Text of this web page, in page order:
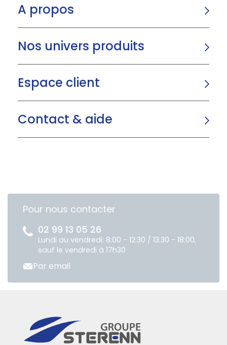
A propos
Nos univers produits
Espace client
Contact & aide
Pour nous contacter
02 99 13 05 26
Lundi au vendredi: 8:00 - 12:30 / 13:30 - 18:00,
sauf le vendredi à 17h30
Par email